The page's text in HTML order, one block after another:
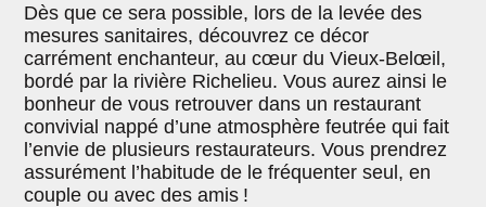
Dès que ce sera possible, lors de la levée des
mesures sanitaires, découvrez ce décor
carrément enchanteur, au cœur du Vieux-Belœil,
bordé par la rivière Richelieu. Vous aurez ainsi le
bonheur de vous retrouver dans un restaurant
convivial nappé d’une atmosphère feutrée qui fait
l’envie de plusieurs restaurateurs. Vous prendrez
assurément l’habitude de le fréquenter seul, en
couple ou avec des amis !